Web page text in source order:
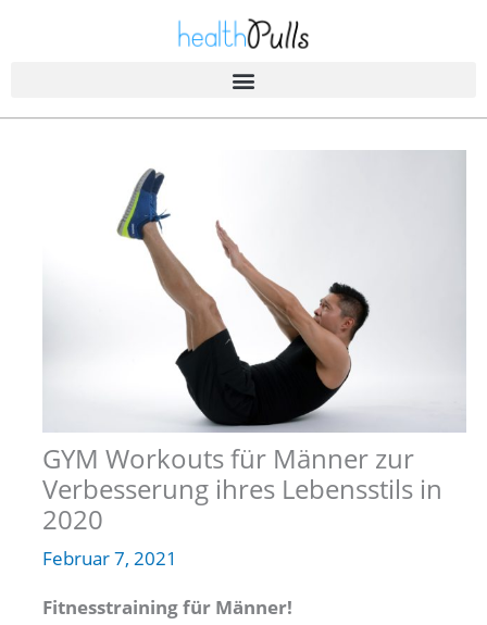
GYM Workouts für Männer zur
Verbesserung ihres Lebensstils in
2020
Februar 7, 2021
Fitnesstraining für Männer!